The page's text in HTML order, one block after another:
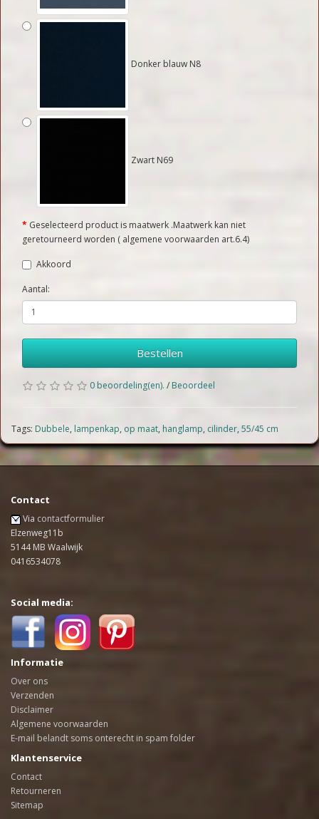
Donker blauw N8
Zwart N69
Geselecteerd product is maatwerk .Maatwerk kan niet
geretourneerd worden ( algemene voorwaarden art.6.4)
Akkoord
Aantal:
Bestellen
0 beoordeling(en). /Beoordeel
Tags: Dubbele, lampenkap, op maat, hanglamp, cilinder, 55/45 cm
Contact
Via contactformulier
Elzenweg11b
5144 MB Waalwijk
0416534078
Social media:
Informatie
Over ons
Verzenden
Disclaimer
Algemene voorwaarden
E-mail belandt soms onterecht in spam folder
Klantenservice
Contact
Retourneren
Sitemap